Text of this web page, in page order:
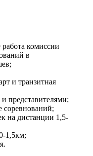
комиссии
в
и транзитная
представителями;
соревнований;
на дистанции 1,5-
1,5км;